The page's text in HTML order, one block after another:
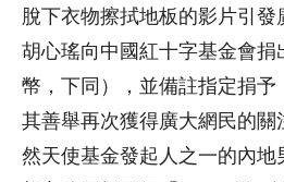
脫下衣物擦拭地板的影片引發
胡心瑤向中國紅十字基金會捐
幣，下同），並備註指定捐予
其善舉再次獲得廣大網民的
然天使基金發起人之一的內地